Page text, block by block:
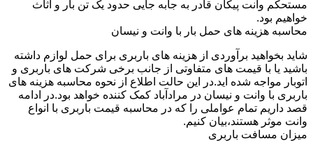
مستحکم وانت پیکان قادر به جابه جایی حدود یک تن بار و اثاث
خواهیم بود.
محاسبه هزینه های حمل بار با وانت و نیسان
شاید بخواهید برآوردی از هزینه های باربری برای حمل لوازم داشته
باشید یا با قیمت های متفاوتی از جانب برخی شرکت های باربری و
اتوبار مواجه شده اید.در این حالت اطلاع از نحوه محاسبه هزینه های
باربری با وانت و نیسان در مرادآباد کمک کننده خواهد بود.در ادامه
قصد داریم تمام عواملی را که در محاسبه قیمت باربری با انواع
وانت موثر هستند،بیان کنیم.
میزان مسافت باربری